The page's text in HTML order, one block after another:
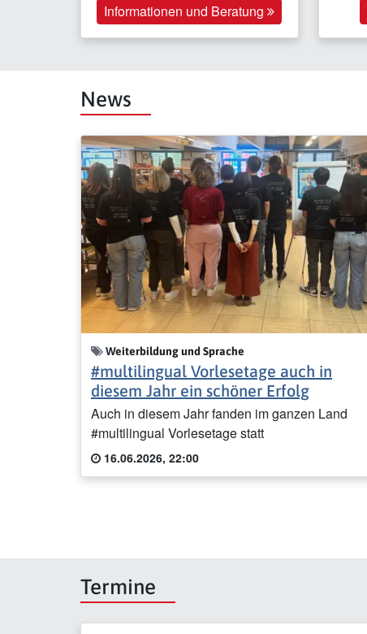
Informationen und Beratung
News
Weiterbildung und Sprache
#multilingual Vorlesetage auch in
diesem Jahr ein schöner Erfolg
Auch in diesem Jahr fanden im ganzen Land
#multilingual Vorlesetage statt
16.06.2026, 22:00
Termine